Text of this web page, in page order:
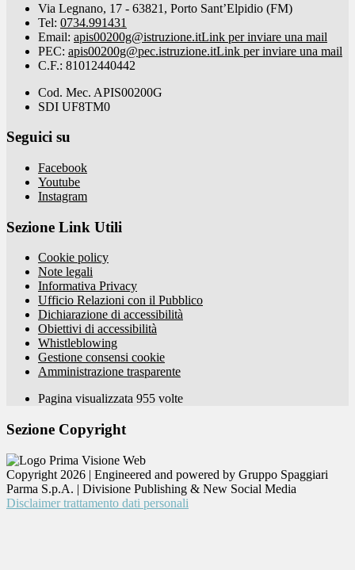
Via Legnano, 17 - 63821, Porto Sant’Elpidio (FM)
Tel: 0734.991431
Email: apis00200g@istruzione.itLink per inviare una mail
PEC: apis00200g@pec.istruzione.itLink per inviare una mail
C.F.: 81012440442
Cod. Mec. APIS00200G
SDI UF8TM0
Seguici su
Facebook
Youtube
Instagram
Sezione Link Utili
Cookie policy
Note legali
Informativa Privacy
Ufficio Relazioni con il Pubblico
Dichiarazione di accessibilità
Obiettivi di accessibilità
Whistleblowing
Gestione consensi cookie
Amministrazione trasparente
Pagina visualizzata 955 volte
Sezione Copyright
Copyright 2026 | Engineered and powered by Gruppo Spaggiari
Parma S.p.A. | Divisione Publishing & New Social Media
Disclaimer trattamento dati personali